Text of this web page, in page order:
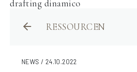
drafting dinamico
RESSOURCEN
NEWS / 24.10.2022